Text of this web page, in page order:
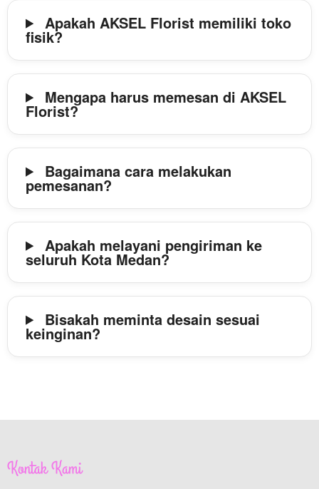
Apakah AKSEL Florist memiliki toko
fisik?
Mengapa harus memesan di AKSEL
Florist?
Bagaimana cara melakukan
pemesanan?
Apakah melayani pengiriman ke
seluruh Kota Medan?
Bisakah meminta desain sesuai
keinginan?
Kontak Kami